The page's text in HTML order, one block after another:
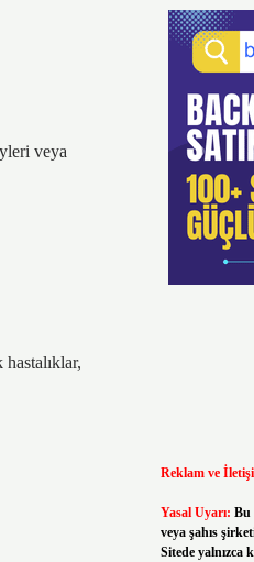
veya
Reklam ve
Yasal Uyarı: Bu
veya şahıs
Sitede yalnızca